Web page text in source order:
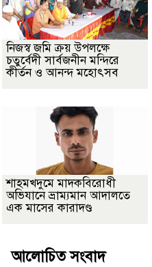
নিজস্ব জমি ক্রয় উপলক্ষে
চতুর্বেদী সার্বজনীন মন্দিরে
কীর্তন ও আনন্দ মহোৎসব
শাহমখদুমে মাদকবিরোধী
অভিযানে ভ্রাম্যমান আদালতে
এক মাসের কারাদণ্ড
আলোচিত সংবাদ